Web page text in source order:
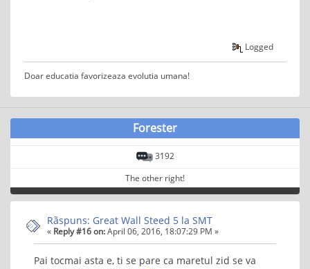
Logged
Doar educatia favorizeaza evolutia umana!
Forester
3192
The other right!
Rãspuns: Great Wall Steed 5 la SMT
« Reply #16 on:April 06, 2016, 18:07:29 PM »
Pai tocmai asta e, ti se pare ca maretul zid se va